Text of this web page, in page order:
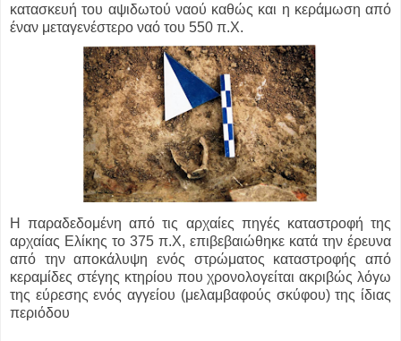
κατασκευή του αψιδωτού ναού καθώς και η κεράμωση από
έναν μεταγενέστερο ναό του 550 π.Χ.
Η παραδεδομένη από τις αρχαίες πηγές καταστροφή της
αρχαίας Ελίκης το 375 π.Χ, επιβεβαιώθηκε κατά την έρευνα
από την αποκάλυψη ενός στρώματος καταστροφής από
κεραμίδες στέγης κτηρίου που χρονολογείται ακριβώς λόγω
της εύρεσης ενός αγγείου (μελαμβαφούς σκύφου) της ίδιας
περιόδου